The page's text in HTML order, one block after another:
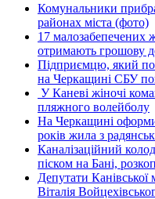
Комунальники
районах міста (фото)
17 малозабепечених
отримають грошову
Підприємцю, який
на Черкащині СБУ
У Каневі жіночі
пляжного волейболу
На Черкащині
років жила з
Каналізаційний
піском на Бані,
Депутати Канівської
Віталія